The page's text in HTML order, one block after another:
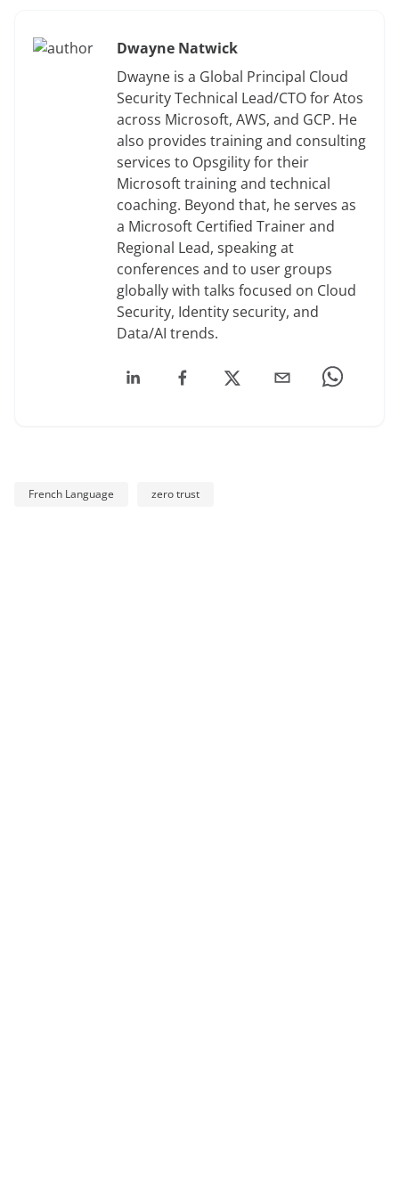
Dwayne Natwick
Dwayne is a Global Principal Cloud
Security Technical Lead/CTO for Atos
across Microsoft, AWS, and GCP. He
also provides training and consulting
services to Opsgility for their
Microsoft training and technical
coaching. Beyond that, he serves as
a Microsoft Certified Trainer and
Regional Lead, speaking at
conferences and to user groups
globally with talks focused on Cloud
Security, Identity security, and
Data/AI trends.
French Language zero trust